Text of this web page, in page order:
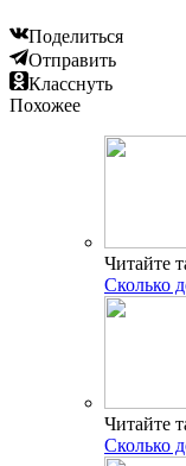
Поделиться
Отправить
Класснуть
Похожее
Читайте
Сколько
Читайте
Сколько